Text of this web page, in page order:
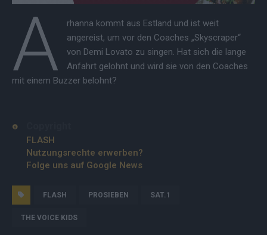
A
rhanna kommt aus Estland und ist weit
angereist, um vor den Coaches „Skyscraper“
von Demi Lovato zu singen. Hat sich die lange
Anfahrt gelohnt und wird sie von den Coaches
mit einem Buzzer belohnt?
FLASH
Nutzungsrechte erwerben?
Folge uns auf Google News
FLASH PROSIEBEN SAT.1
THE VOICE KIDS